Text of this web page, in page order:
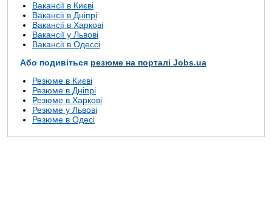
Вакансії в Києві
Вакансії в Дніпрі
Вакансії в Харкові
Вакансії у Львові
Вакансії в Одессі
Або подивіться резюме на порталі Jobs.ua
Резюме в Києві
Резюме в Дніпрі
Резюме в Харкові
Резюме у Львові
Резюме в Одесі